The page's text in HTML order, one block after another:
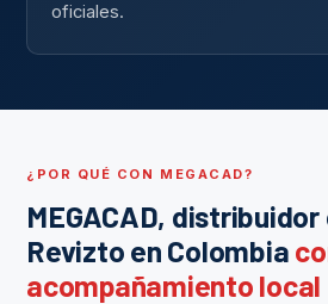
oficiales.
¿POR QUÉ CON MEGACAD?
MEGACAD,
Revizto en Colombia
acompañamiento local